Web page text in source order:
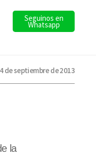
Seguinos en
Whatsapp
de septiembre de 2013
la